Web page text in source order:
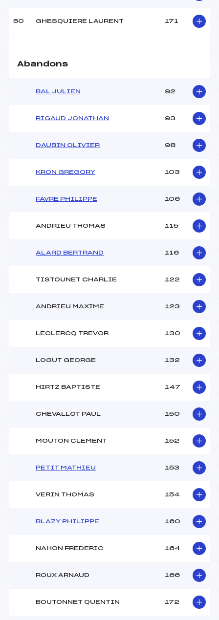
50 GHESQUIERE LAURENT 171
Abandons
BAL JULIEN 92
RIGAUD JONATHAN 93
DAUBIN OLIVIER 98
KRON GREGORY 103
FAVRE PHILIPPE 106
ANDRIEU THOMAS 115
ALARD BERTRAND 116
TISTOUNET CHARLIE 122
ANDRIEU MAXIME 123
LECLERCQ TREVOR 130
LOGUT GEORGE 132
HIRTZ BAPTISTE 147
CHEVALLOT PAUL 150
MOUTON CLEMENT 152
PETIT MATHIEU 153
VERIN THOMAS 154
BLAZY PHILIPPE 160
NAHON FREDERIC 164
ROUX ARNAUD 166
BOUTONNET QUENTIN 172